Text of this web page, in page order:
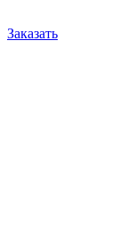
Заказать